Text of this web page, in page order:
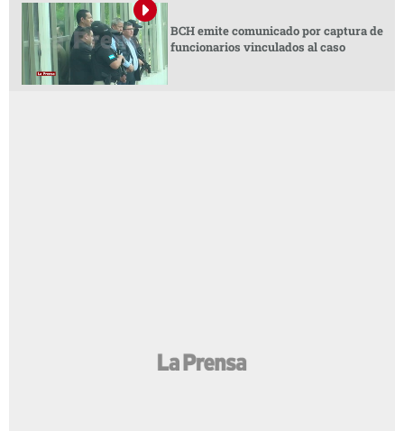
BCH emite comunicado por captura de
funcionarios vinculados al caso